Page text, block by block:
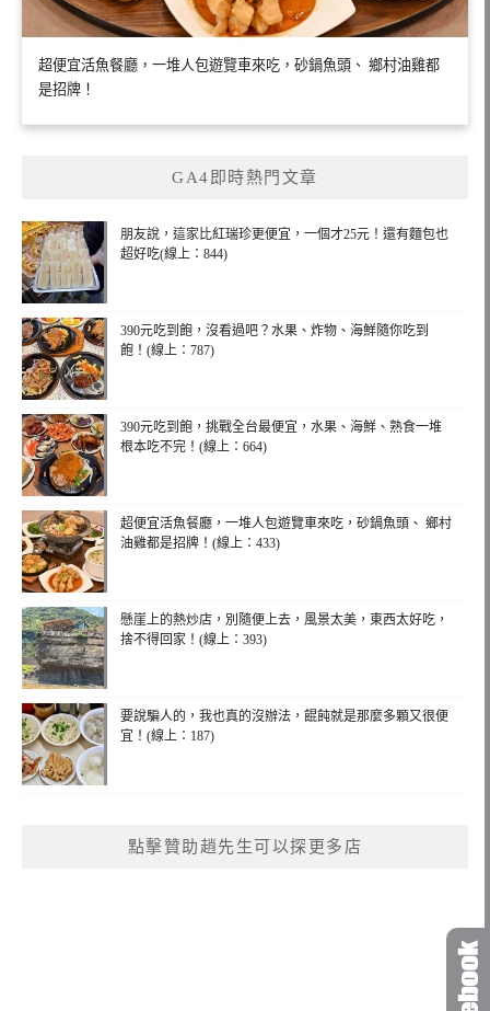
超便宜活魚餐廳，一堆人包遊覽車來吃，砂鍋魚頭、 鄉村油雞都
是招牌！
GA4即時熱門文章
朋友說，這家比紅瑞珍更便宜，一個才25元！還有麵包也
超好吃(線上：844)
390元吃到飽，沒看過吧？水果、炸物、海鮮隨你吃到
飽！(線上：787)
390元吃到飽，挑戰全台最便宜，水果、海鮮、熟食一堆
根本吃不完！(線上：664)
超便宜活魚餐廳，一堆人包遊覽車來吃，砂鍋魚頭、 鄉村
油雞都是招牌！(線上：433)
懸崖上的熱炒店，別隨便上去，風景太美，東西太好吃，
捨不得回家！(線上：393)
要說騙人的，我也真的沒辦法，餛飩就是那麼多顆又很便
宜！(線上：187)
點擊贊助趙先生可以探更多店